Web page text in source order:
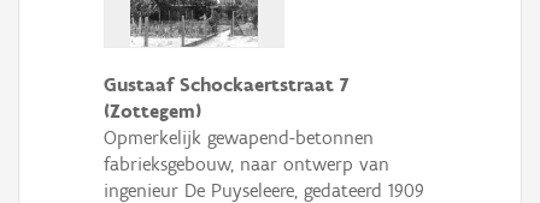
Gustaaf Schockaertstraat 7
(Zottegem)
Opmerkelijk gewapend-betonnen
fabrieksgebouw, naar ontwerp van
ingenieur De Puyseleere, gedateerd 1909